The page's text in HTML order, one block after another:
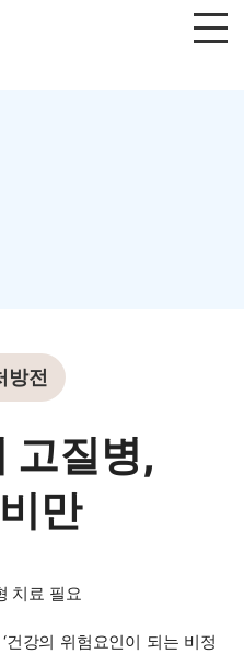
방전
고질병,
만
치료 필요
건강의 위험요인이 되는 비정